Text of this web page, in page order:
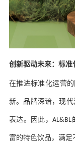
创新驱动未来：标
在推进标准化运营的
新。品牌深谙，现
表达。因此，AL&BL
富的特色饮品，满足